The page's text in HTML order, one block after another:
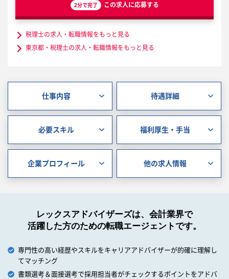
2分で完了 この求人に応募する
税理士の求人・転職情報をもっと見る
東京都・税理士の求人・転職情報をもっと見る
仕事内容 待遇詳細
必要スキル 福利厚生・手当
企業プロフィール 他の求人情報
レックスアドバイザーズは、会計業界で
活躍した方のための転職エージェントです。
専門性の高い経歴やスキルをキャリアアドバイザーが的確に理解し
てマッチング
書類選考＆面接選考で採用担当者がチェックするポイントをアドバ